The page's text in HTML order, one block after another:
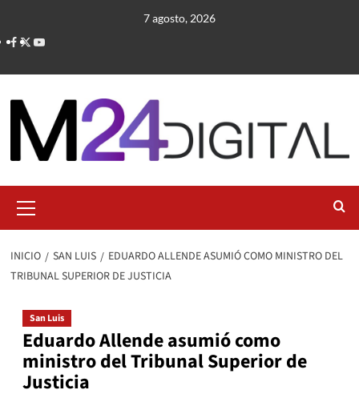
contenido
7 agosto, 2026
primario
INICIO SAN LUIS
EDUARDO ALLENDE ASUMIÓ COMO MINISTRO DEL
TRIBUNAL SUPERIOR DE JUSTICIA
San Luis
Eduardo Allende asumió como
ministro del Tribunal Superior de
Justicia